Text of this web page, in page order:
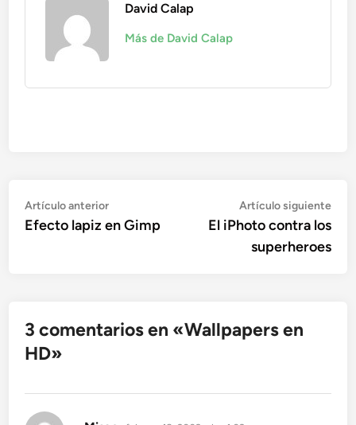
David Calap
Más de David Calap
Navegación
de
Artículo anteriorArtículo
anterior:
Efecto lapiz en Gimp
Artículo siguiente
El iPhoto contra los
superheroes
3 comentarios en «Wallpapers en
HD»